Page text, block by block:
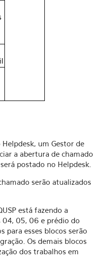
um Gestor de
a abertura de chamado
postado no Helpdesk.
serão atualizados
está fazendo a
04, 05, 06 e prédio do
para esses blocos serão
Os demais blocos
dos trabalhos em